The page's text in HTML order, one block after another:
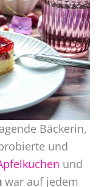
Bäckerin,
und
und
war auf jedem